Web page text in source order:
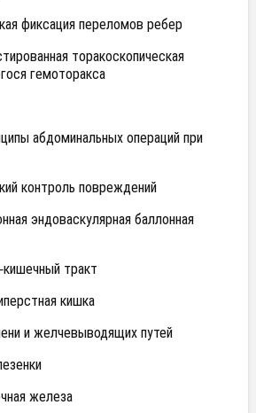
фиксация переломов ребер
торакоскопическая
гемоторакса
абдоминальных операций при
контроль повреждений
эндоваскулярная баллонная
тракт
кишка
и желчевыводящих путей
железа